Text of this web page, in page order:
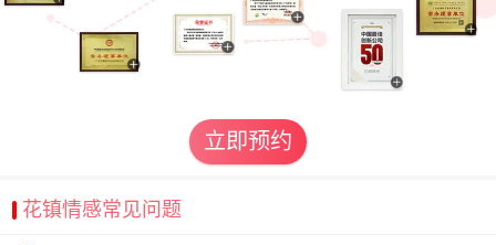
立即预约
花镇情感常见问题